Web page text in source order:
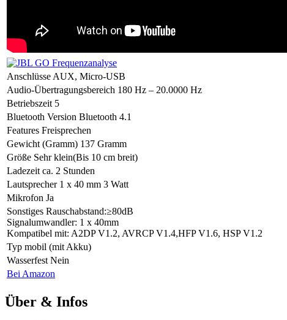
Anschlüsse AUX, Micro-USB
Audio-Übertragungsbereich 180 Hz – 20.0000 Hz
Betriebszeit 5
Bluetooth Version Bluetooth 4.1
Features Freisprechen
Gewicht (Gramm) 137 Gramm
Größe Sehr klein(Bis 10 cm breit)
Ladezeit ca. 2 Stunden
Lautsprecher1 x 40 mm 3 Watt
Mikrofon Ja
Sonstiges Rauschabstand:≥80dB
Signalumwandler: 1 x 40mm
Kompatibel mit: A2DP V1.2, AVRCP V1.4,HFP V1.6, HSP V1.2
Typ mobil (mit Akku)
Wasserfest Nein
Bei Amazon
Über & Infos